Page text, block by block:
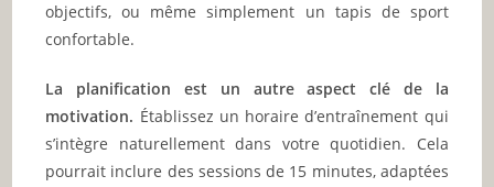
objectifs, ou même simplement un tapis de sport
confortable.
La planification est un autre aspect clé de la
motivation. Établissez un horaire d’entraînement qui
s’intègre naturellement dans votre quotidien. Cela
pourrait inclure des sessions de 15 minutes, adaptées